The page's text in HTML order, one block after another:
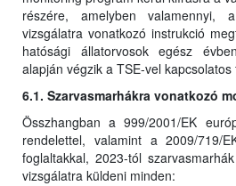
részére, amelyben valamennyi,
vizsgálatra vonatkozó instrukció
hatósági állatorvosok egész
alapján végzik a TSE-vel kapcsolatos
6.1. Szarvasmarhákra vonatkozó
Összhangban a 999/2001/EK
rendelettel, valamint a 2009/719/
foglaltakkal, 2023-tól
vizsgálatra küldeni minden: